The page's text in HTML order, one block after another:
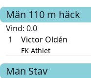
Män 110 m häck
Vind: 0.0
1
Victor Oldén
FK Athlet
Män Stav